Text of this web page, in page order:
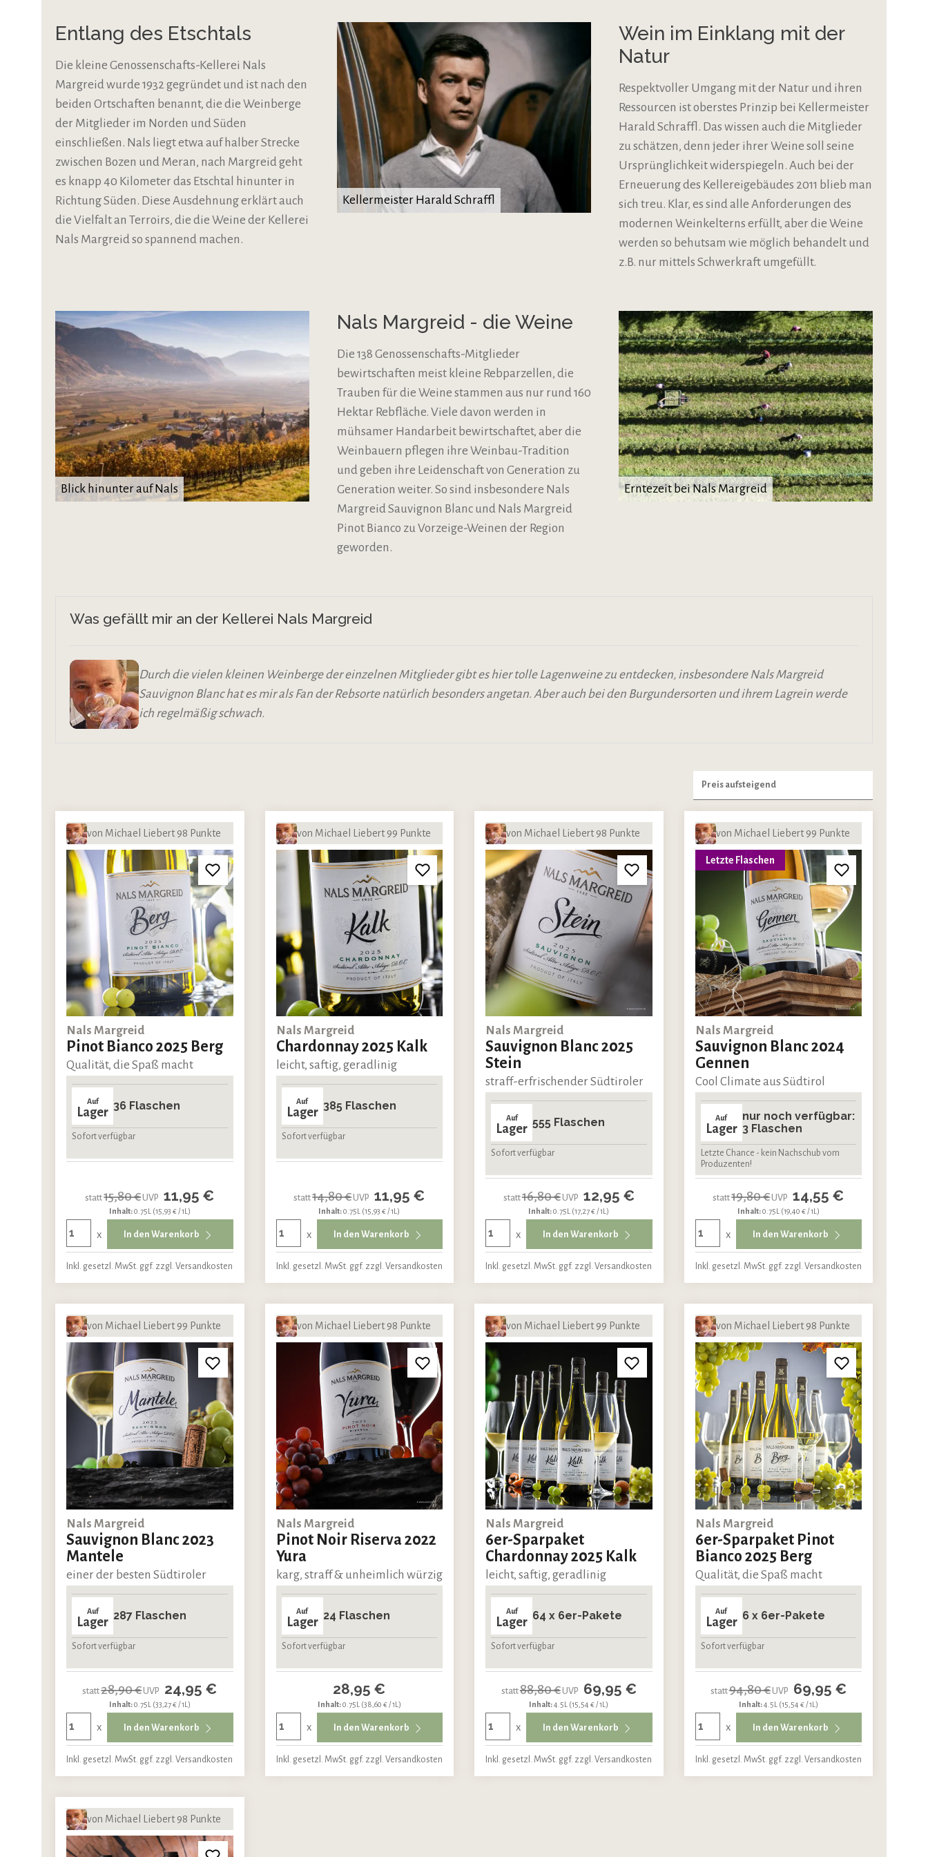
Entlang des Etschtals
Die kleine Genossenschafts-Kellerei Nals
Margreid wurde 1932 gegründet und ist nach den
beiden Ortschaften benannt, die die Weinberge
der Mitglieder im Norden und Süden
einschließen. Nals liegt etwa auf halber Strecke
zwischen Bozen und Meran, nach Margreid geht
es knapp 40 Kilometer das Etschtal hinunter in
Richtung Süden. Diese Ausdehnung erklärt auch
die Vielfalt an Terroirs, die die Weine der Kellerei
Nals Margreid so spannend machen.
Kellermeister Harald Schraffl
Wein im Einklang mit der
Natur
Respektvoller Umgang mit der Natur und ihren
Ressourcen ist oberstes Prinzip bei Kellermeister
Harald Schraffl. Das wissen auch die Mitglieder
zu schätzen, denn jeder ihrer Weine soll seine
Ursprünglichkeit widerspiegeln. Auch bei der
Erneuerung des Kellereigebäudes 2011 blieb man
sich treu. Klar, es sind alle Anforderungen des
modernen Weinkelterns erfüllt, aber die Weine
werden so behutsam wie möglich behandelt und
z.B. nur mittels Schwerkraft umgefüllt.
Blick hinunter auf Nals
Nals Margreid - die Weine
Die 138 Genossenschafts-Mitglieder
bewirtschaften meist kleine Rebparzellen, die
Trauben für die Weine stammen aus nur rund 160
Hektar Rebfläche. Viele davon werden in
mühsamer Handarbeit bewirtschaftet, aber die
Weinbauern pflegen ihre Weinbau-Tradition
und geben ihre Leidenschaft von Generation zu
Generation weiter. So sind insbesondere Nals
Margreid Sauvignon Blanc und Nals Margreid
Pinot Bianco zu Vorzeige-Weinen der Region
geworden.
Erntezeit bei Nals Margreid
Was gefällt mir an der Kellerei Nals Margreid
Durch die vielen kleinen Weinberge der einzelnen Mitglieder gibt es hier tolle Lagenweine zu entdecken, insbesondere Nals Margreid
Sauvignon Blanc hat es mir als Fan der Rebsorte natürlich besonders angetan. Aber auch bei den Burgundersorten und ihrem Lagrein werde
ich regelmäßig schwach.
von Michael Liebert 98 Punkte
Nals Margreid
Pinot Bianco 2025 Berg
Qualität, die Spaß macht
Auf
Lager 36 Flaschen
Sofort verfügbar
statt15,80 €UVP 11,95 €
Inhalt:0.75L (15,93 € / 1L)
x In den Warenkorb
Inkl. gesetzl. MwSt. ggf. zzgl. Versandkosten
von Michael Liebert 99 Punkte
Nals Margreid
Chardonnay 2025 Kalk
leicht, saftig, geradlinig
Auf
Lager 385 Flaschen
Sofort verfügbar
statt14,80 €UVP 11,95 €
Inhalt:0.75L (15,93 € / 1L)
x In den Warenkorb
Inkl. gesetzl. MwSt. ggf. zzgl. Versandkosten
von Michael Liebert 98 Punkte
Nals Margreid
Sauvignon Blanc 2025
Stein
straff-erfrischender Südtiroler
Auf
Lager 555 Flaschen
Sofort verfügbar
statt16,80 €UVP 12,95 €
Inhalt:0.75L (17,27 € / 1L)
x In den Warenkorb
Inkl. gesetzl. MwSt. ggf. zzgl. Versandkosten
von Michael Liebert 99 Punkte
Letzte Flaschen
Nals Margreid
Sauvignon Blanc 2024
Gennen
Cool Climate aus Südtirol
Auf
Lager
nur noch verfügbar:
3 Flaschen
Letzte Chance - kein Nachschub vom
Produzenten!
statt19,80 €UVP 14,55 €
Inhalt:0.75L (19,40 € / 1L)
x In den Warenkorb
Inkl. gesetzl. MwSt. ggf. zzgl. Versandkosten
von Michael Liebert 99 Punkte
Nals Margreid
Sauvignon Blanc 2023
Mantele
einer der besten Südtiroler
Auf
Lager 287 Flaschen
Sofort verfügbar
statt28,90 €UVP 24,95 €
Inhalt:0.75L (33,27 € / 1L)
x In den Warenkorb
Inkl. gesetzl. MwSt. ggf. zzgl. Versandkosten
von Michael Liebert 98 Punkte
Nals Margreid
Pinot Noir Riserva 2022
Yura
karg, straff & unheimlich würzig
Auf
Lager 24 Flaschen
Sofort verfügbar
28,95 €
Inhalt:0.75L (38,60 € / 1L)
x In den Warenkorb
Inkl. gesetzl. MwSt. ggf. zzgl. Versandkosten
von Michael Liebert 99 Punkte
Nals Margreid
6er-Sparpaket
Chardonnay 2025 Kalk
leicht, saftig, geradlinig
Auf
Lager 64 x 6er-Pakete
Sofort verfügbar
statt88,80 €UVP 69,95 €
Inhalt:4.5L (15,54 € / 1L)
x In den Warenkorb
Inkl. gesetzl. MwSt. ggf. zzgl. Versandkosten
von Michael Liebert 98 Punkte
Nals Margreid
6er-Sparpaket Pinot
Bianco 2025 Berg
Qualität, die Spaß macht
Auf
Lager 6 x 6er-Pakete
Sofort verfügbar
statt94,80 €UVP 69,95 €
Inhalt:4.5L (15,54 € / 1L)
x In den Warenkorb
Inkl. gesetzl. MwSt. ggf. zzgl. Versandkosten
von Michael Liebert 98 Punkte